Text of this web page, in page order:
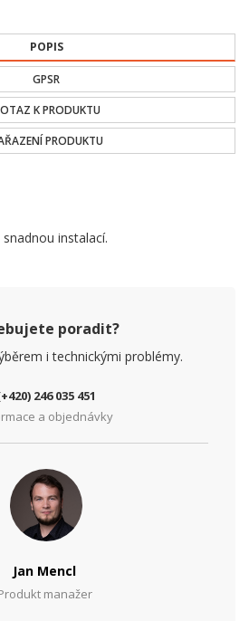
POPIS
GPSR
K PRODUKTU
PRODUKTU
instalací.
poradit?
i technickými problémy.
246 035 451
a objednávky
Jan Mencl
manažer